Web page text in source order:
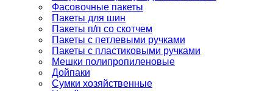
Фасовочные пакеты
Пакеты для шин
Пакеты п/п со скотчем
Пакеты с петлевыми ручками
Пакеты с пластиковыми ручками
Мешки полипропиленовые
Дойпаки
Сумки хозяйственные